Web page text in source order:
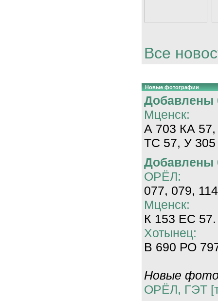
Все
Новые фотографии
Добавлены
Мценск:
А 703 КА
ТС 57, У
Добавлены
ОРЁЛ:
077, 079,
Мценск:
К 153 ЕС 57.
Хотынец:
В 690 РО
Новые
ОРЁЛ, ГЭТ